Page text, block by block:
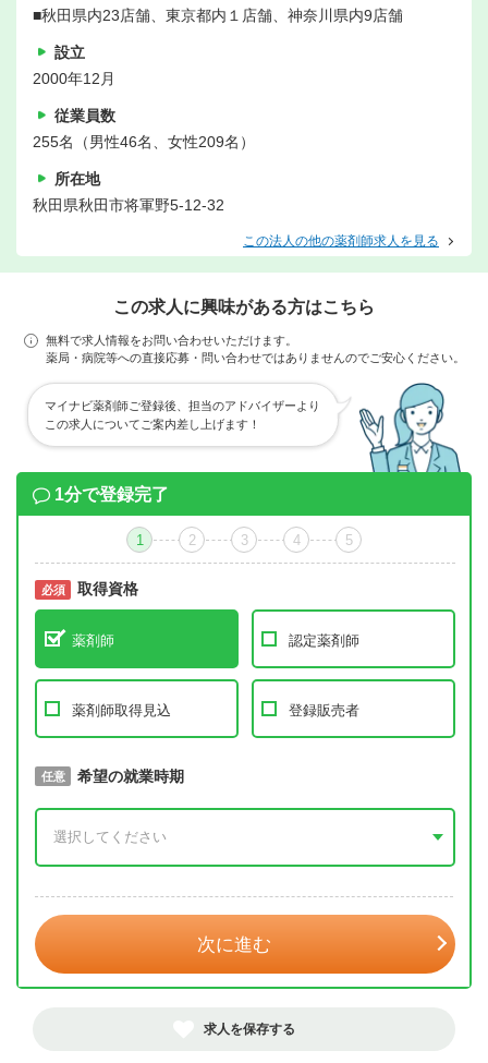
■秋田県内23店舗、東京都内１店舗、神奈川県内9店舗
設立
2000年12月
従業員数
255名（男性46名、女性209名）
所在地
秋田県秋田市将軍野5-12-32
この法人の他の薬剤師求人を見る
この求人に興味がある方はこちら
無料で求人情報をお問い合わせいただけます。
薬局・病院等への直接応募・問い合わせではありませんのでご安心ください。
マイナビ薬剤師ご登録後、担当のアドバイザーより
この求人についてご案内差し上げます！
1分で登録完了
1 2 3 4 5
必須 取得資格
薬剤師 認定薬剤師
薬剤師取得見込 登録販売者
必須 取得予定年
任意 希望の就業時期
次に進む
求人を保存する